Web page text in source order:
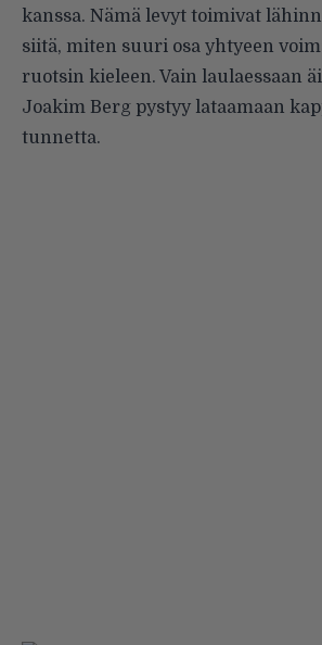
kanssa. Nämä levyt toimivat
siitä, miten suuri osa yhtyeen
ruotsin kieleen. Vain laulaessaan
Joakim Berg pystyy lataamaan
tunnetta.